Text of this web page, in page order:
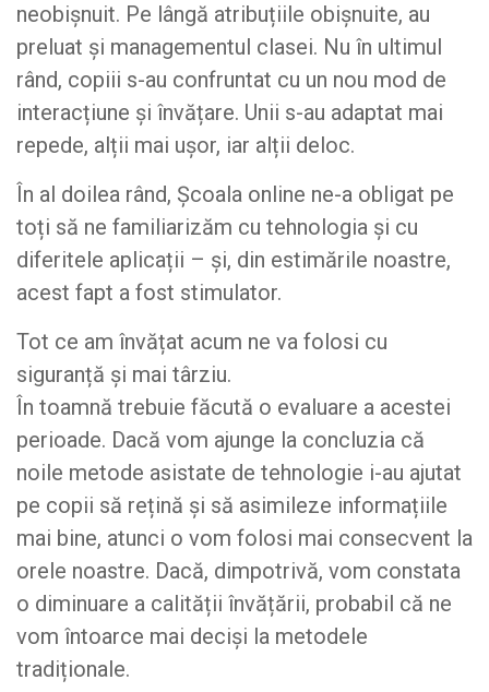
neobișnuit. Pe lângă atribuțiile obișnuite, au
preluat și managementul clasei. Nu în ultimul
rând, copiii s-au confruntat cu un nou mod de
interacțiune și învățare. Unii s-au adaptat mai
repede, alții mai ușor, iar alții deloc.
În al doilea rând, Școala online ne-a obligat pe
toți să ne familiarizăm cu tehnologia și cu
diferitele aplicații – și, din estimările noastre,
acest fapt a fost stimulator.
Tot ce am învățat acum ne va folosi cu
siguranță și mai târziu.
În toamnă trebuie făcută o evaluare a acestei
perioade. Dacă vom ajunge la concluzia că
noile metode asistate de tehnologie i-au ajutat
pe copii să rețină și să asimileze informațiile
mai bine, atunci o vom folosi mai consecvent la
orele noastre. Dacă, dimpotrivă, vom constata
o diminuare a calității învățării, probabil că ne
vom întoarce mai deciși la metodele
tradiționale.